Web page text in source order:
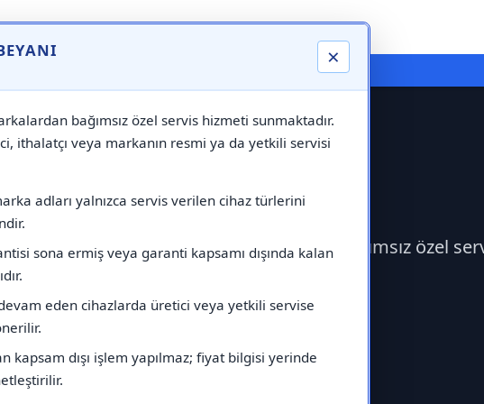
×
bağımsız özel servis hizmeti sunmaktadır.
ithalatçı veya markanın resmi ya da yetkili servisi
adları yalnızca servis verilen cihaz türlerini
sona ermiş veya garanti kapsamı dışında kalan
eden cihazlarda üretici veya yetkili servise
kapsam dışı işlem yapılmaz; fiyat bilgisi yerinde
⚠️ Markadan Bağımsız "Özel Servis" Hizmeti
Servisi çağırabilirsiniz.Markadan bağımsız özel